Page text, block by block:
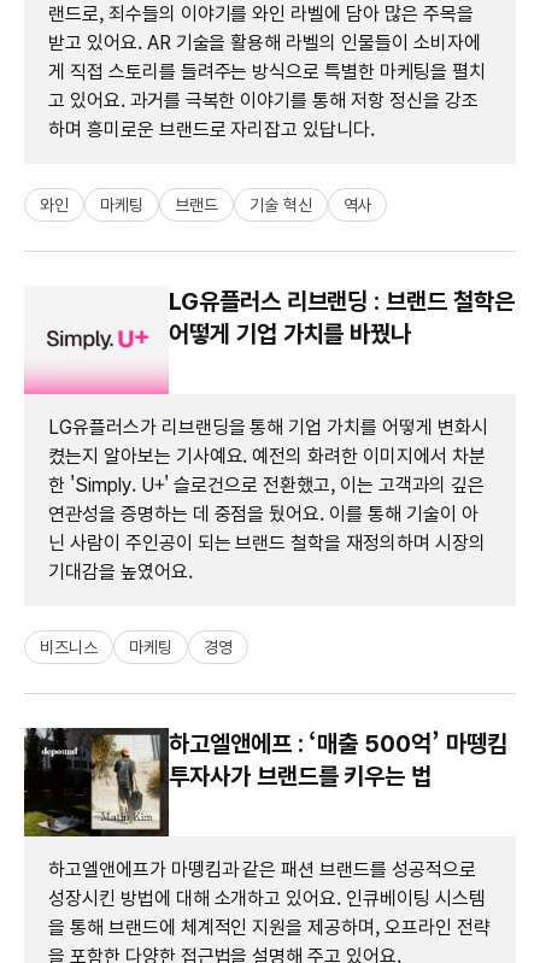
랜드로, 죄수들의 이야기를 와인 라벨에 담아 많은 주목을
받고 있어요. AR 기술을 활용해 라벨의 인물들이 소비자에
게 직접 스토리를 들려주는 방식으로 특별한 마케팅을 펼치
고 있어요. 과거를 극복한 이야기를 통해 저항 정신을 강조
하며 흥미로운 브랜드로 자리잡고 있답니다.
와인 마케팅 브랜드 기술 혁신 역사
LG유플러스 리브랜딩 : 브랜드 철학은
어떻게 기업 가치를 바꿨나
LG유플러스가 리브랜딩을 통해 기업 가치를 어떻게 변화시
켰는지 알아보는 기사예요. 예전의 화려한 이미지에서 차분
한 'Simply. U+' 슬로건으로 전환했고, 이는 고객과의 깊은
연관성을 증명하는 데 중점을 뒀어요. 이를 통해 기술이 아
닌 사람이 주인공이 되는 브랜드 철학을 재정의하며 시장의
기대감을 높였어요.
비즈니스 마케팅 경영
하고엘앤에프 : ‘매출 500억’ 마뗑킴
투자사가 브랜드를 키우는 법
하고엘앤에프가 마뗑킴과 같은 패션 브랜드를 성공적으로
성장시킨 방법에 대해 소개하고 있어요. 인큐베이팅 시스템
을 통해 브랜드에 체계적인 지원을 제공하며, 오프라인 전략
을 포함한 다양한 접근법을 설명해 주고 있어요.